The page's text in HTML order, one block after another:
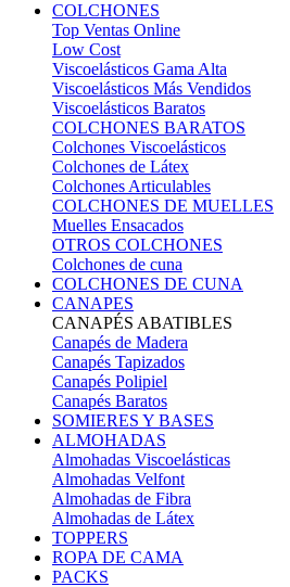
COLCHONES
Top Ventas Online
Low Cost
Viscoelásticos Gama Alta
Viscoelásticos Más Vendidos
Viscoelásticos Baratos
COLCHONES BARATOS
Colchones Viscoelásticos
Colchones de Látex
Colchones Articulables
COLCHONES DE MUELLES
Muelles Ensacados
OTROS COLCHONES
Colchones de cuna
COLCHONES DE CUNA
CANAPES
CANAPÉS ABATIBLES
Canapés de Madera
Canapés Tapizados
Canapés Polipiel
Canapés Baratos
SOMIERES Y BASES
ALMOHADAS
Almohadas Viscoelásticas
Almohadas Velfont
Almohadas de Fibra
Almohadas de Látex
TOPPERS
ROPA DE CAMA
PACKS